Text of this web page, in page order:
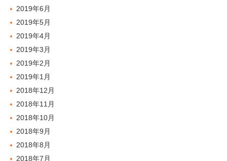
2019年6月
2019年5月
2019年4月
2019年3月
2019年2月
2019年1月
2018年12月
2018年11月
2018年10月
2018年9月
2018年8月
2018年7月